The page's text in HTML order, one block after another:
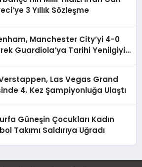
3 Yıllık Sözleşme
Manchester City’yi 4-0
Guardiola’ya Tarihi Yenilgiyi
Las Vegas Grand
4. Kez Şampiyonluğa Ulaştı
Güneşin Çocukları Kadın
Takımı Saldırıya Uğradı